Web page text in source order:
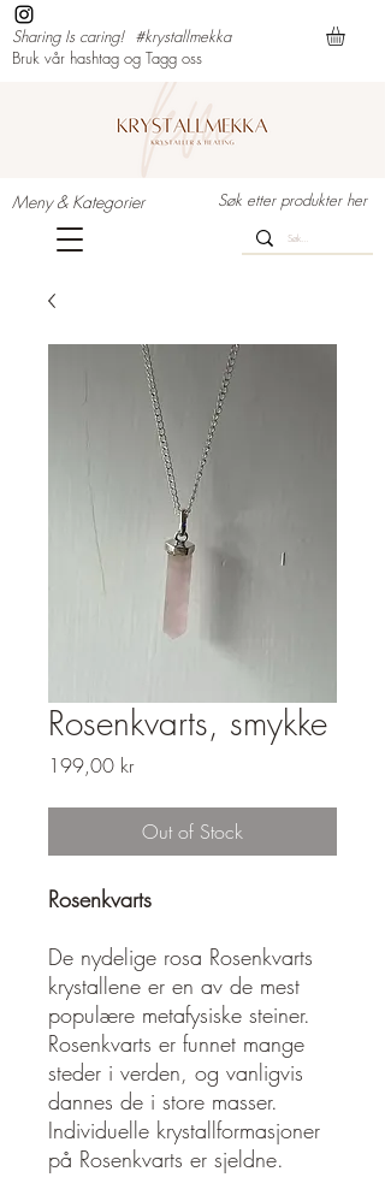
Meny & Kategorier
#krystallmekka
Sharing Is caring!
Bruk vår hashtag og Tagg oss
Søk etter produkter her
Rosenkvarts, smykke
199,00 krPrice
Out of Stock
Rosenkvarts
De nydelige rosa Rosenkvarts
krystallene er en av de mest
populære metafysiske steiner.
Rosenkvarts er funnet mange
steder i verden, og vanligvis
dannes de i store masser.
Individuelle krystallformasjoner
på Rosenkvarts er sjeldne.